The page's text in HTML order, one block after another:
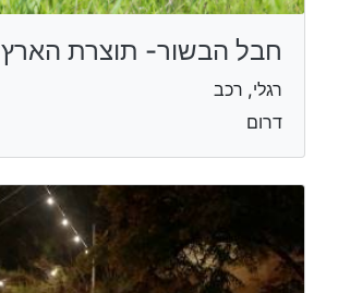
חבל הבשור- תוצרת הארץ
רגלי, רכב
דרום